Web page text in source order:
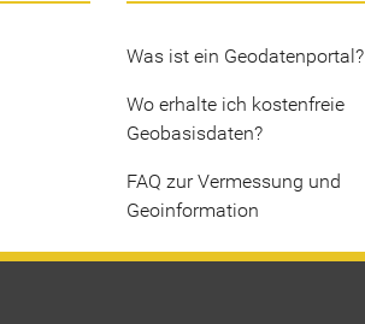
Was ist ein Geodatenportal?
Wo erhalte ich kostenfreie
Geobasisdaten?
FAQ zur Vermessung und
Geoinformation